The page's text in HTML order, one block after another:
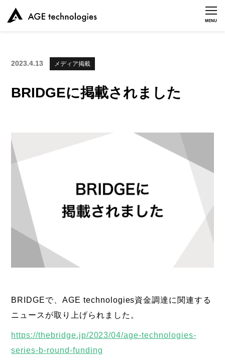
MENU
2023.4.13 メディア掲載
BRIDGEに掲載されました
BRIDGEで、AGE technologies資金調達に関連する
ニュースが取り上げられました。
https://thebridge.jp/2023/04/age-technologies-
series-b-round-funding